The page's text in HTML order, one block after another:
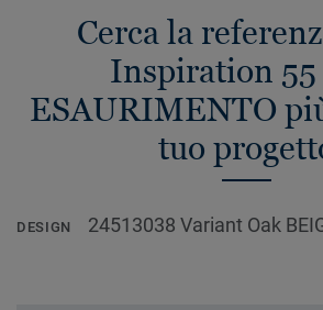
Cerca la
Inspiration
ESAURIMENTO
tuo
DESIGN 24513038 Variant Oak